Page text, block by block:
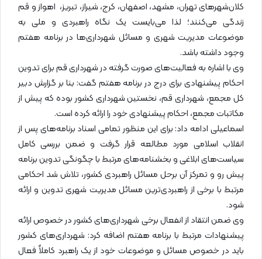
کلان‌شهرهای تهران، مشهد، اصفهان، کرج، شیراز، تبریز، اهواز و قم
زندگی می‌کنند؛ لذا می‌بایست یک نگاه راهبردی و ملی به
موضوعات مدیریت شهری و مسائل شهرداری‌ها در برنامه هفتم
وجود داشته باشد.
وی با اشاره به فعالیت‌های صورت گرفته در شهرداری قم برای تدوین
احکام پیشنهادی برای درج در برنامه هفتم گفت: بنا بر گزارش دبیر
کل مجمع، شهرداری قم، نخستین شهرداری کشور بوده که پیش از
مکاتبات مجمع، احکام پیشنهادی خود را ارائه کرده است.
اسماعیلی ادامه داد: برای این منظور تمامی اسناد برنامه‌های پس از
انقلاب اسلامی مورد مطالعه قرار گرفت و ضمن بررسی کامل
سیاست‌های ابلاغی و بخشنامه‌های مرتبط با چگونگی تدوین برنامه
پیش رو و تمرکز آن برحل مسائل راهبردی کشور، تلاش شد احکامی
مرتبط با برخی از راهبردی‌ترین مسائل مدیریت شهری تدوین و ارائه
شود.
وی ضمن انتقاد از انفعال برخی شهرداری‌های کشور در خصوص ارائه
پیشنهادات مرتبط با برنامه هفتم اضافه کرد: شهرداری‌های کشور
باید در خصوص مسائل و موضوعات خود از یک راهبرد کاملاً فعال